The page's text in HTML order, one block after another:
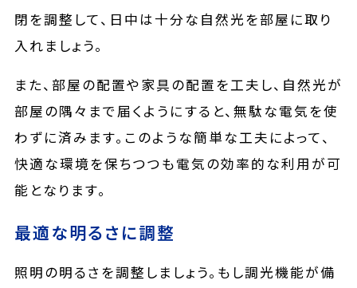
閉を調整して、日中は十分な自然光を部屋に取り
入れましょう。
また、部屋の配置や家具の配置を工夫し、自然光が
部屋の隅々まで届くようにすると、無駄な電気を使
わずに済みます。このような簡単な工夫によって、
快適な環境を保ちつつも電気の効率的な利用が可
能となります。
最適な明るさに調整
照明の明るさを調整しましょう。もし調光機能が備